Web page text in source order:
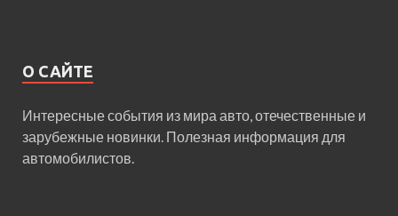
О САЙТЕ
Интересные события из мира авто, отечественные и
зарубежные новинки. Полезная информация для
автомобилистов.